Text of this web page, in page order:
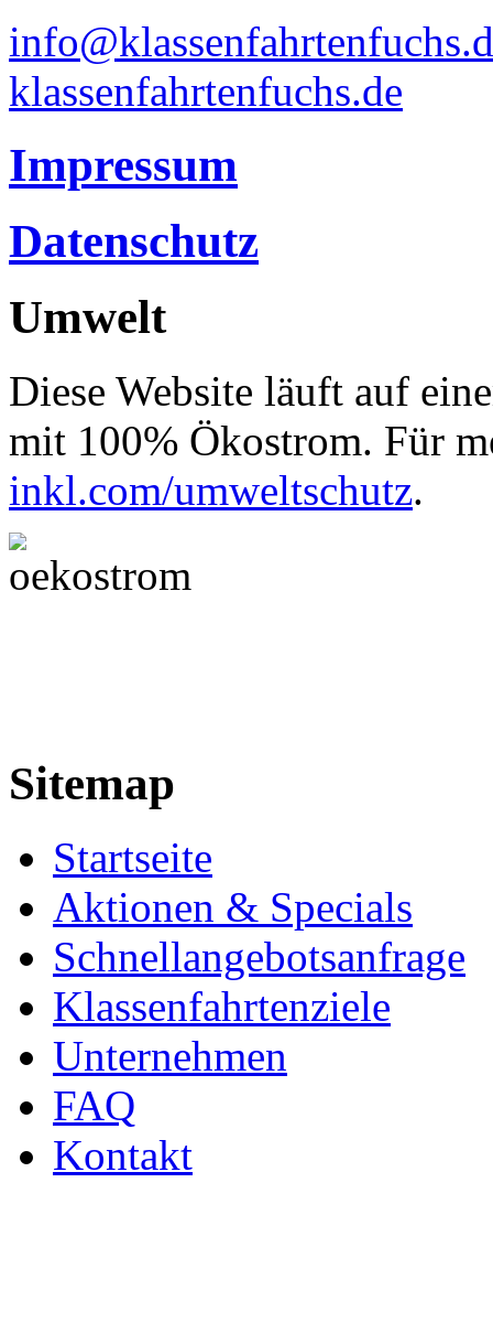
klassenfahrtenfuchs.de
Impressum
Datenschutz
Umwelt
Diese Website läuft auf
mit 100% Ökostrom. Für
inkl.com/umweltschutz.
Sitemap
Startseite
Aktionen & Specials
Schnellangebotsanfrage
Klassenfahrtenziele
Unternehmen
FAQ
Kontakt